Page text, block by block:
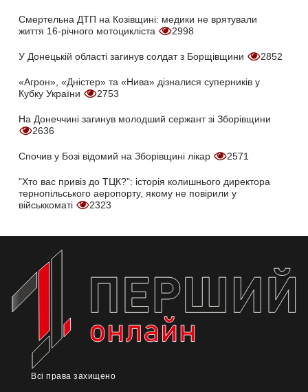
Смертельна ДТП на Козівщині: медики не врятували
життя 16-річного мотоцикліста
2998
У Донецькій області загинув солдат з Борщівщини 2852
«Агрон», «Дністер» та «Нива» дізналися суперників у
Кубку України
2753
На Донеччині загинув молодший сержант зі Зборівщини
2636
Спочив у Бозі відомий на Зборівщині лікар 2571
"Хто вас привіз до ТЦК?": історія колишнього директора
тернопільського аеропорту, якому не повірили у
військкоматі
2323
Всі права захищено